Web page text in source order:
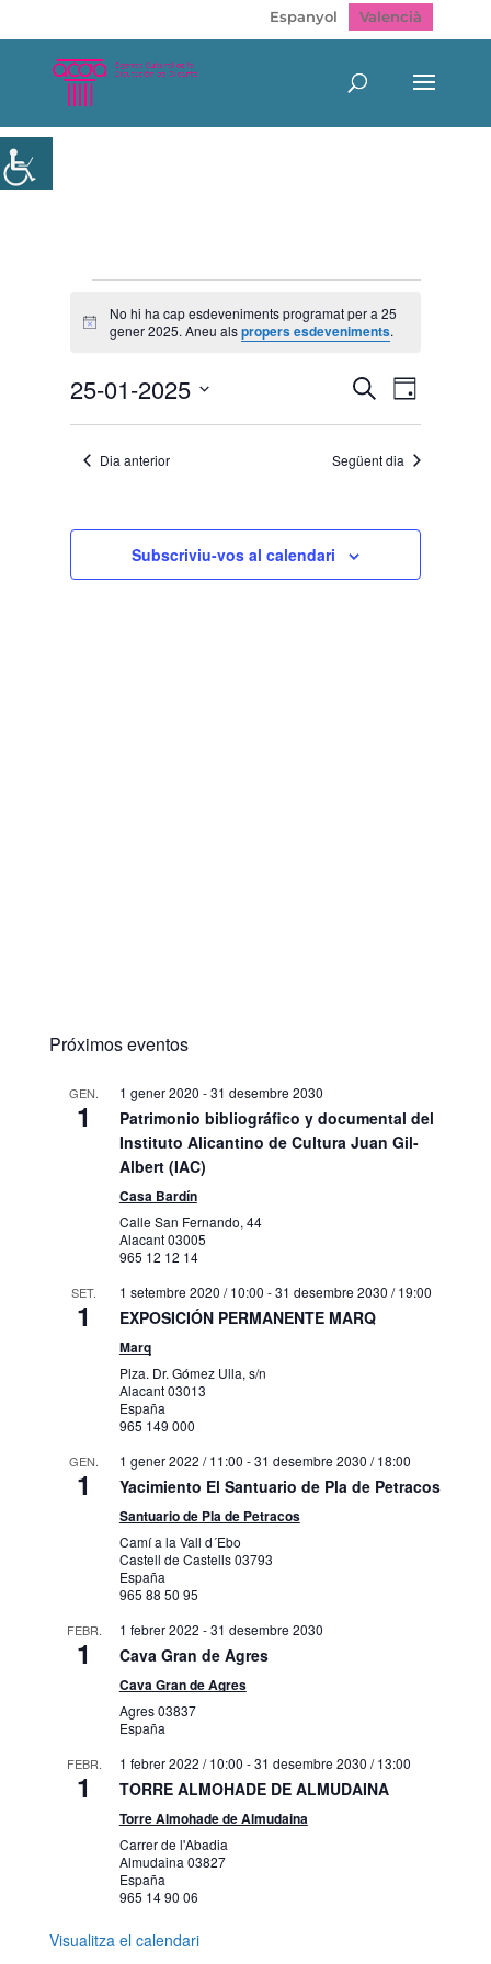
Espanyol Valencià
del
gener
2025
Avís
No hi ha cap esdeveniments programat per a 25
gener 2025. Aneu alspropers esdeveniments.
Navegació
visual
i
cerca
Cerca
de
Dia
25-01-2025
data.Dia anterior Següent dia
Subscriviu-vos al calendari
Próximos eventos
GEN.
1
1 gener 2020 -31 desembre 2030
Patrimonio bibliográfico y documental del
Instituto Alicantino de Cultura Juan Gil-
Albert (IAC)
Casa Bardín
Calle San Fernando, 44
Alacant03005
965 12 12 14
SET.
1
1 setembre 2020 / 10:00 -31 desembre 2030 / 19:00
EXPOSICIÓN PERMANENTE MARQ
Marq
Plza. Dr. Gómez Ulla, s/n
Alacant03013
España
965 149 000
GEN.
1
1 gener 2022 / 11:00 -31 desembre 2030 / 18:00
Yacimiento El Santuario de Pla de Petracos
Santuario de Pla de Petracos
Camí a la Vall d´Ebo
Castell de Castells03793
España
965 88 50 95
FEBR.
1
1 febrer 2022 -31 desembre 2030
Cava Gran de Agres
Cava Gran de Agres
Agres03837
España
FEBR.
1
1 febrer 2022 / 10:00 -31 desembre 2030 / 13:00
TORRE ALMOHADE DE ALMUDAINA
Torre Almohade de Almudaina
Carrer de l'Abadia
Almudaina 03827
España
965 14 90 06
Visualitza el calendari